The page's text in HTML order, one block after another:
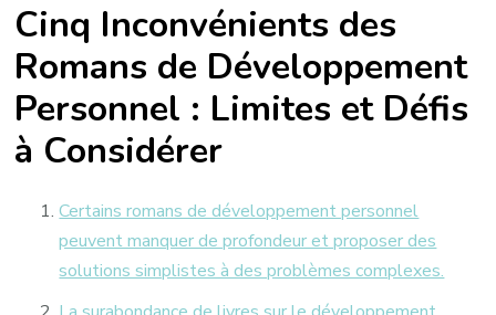
Cinq Inconvénients des
Romans de Développement
Personnel : Limites et Défis
à Considérer
Certains romans de développement personnel
peuvent manquer de profondeur et proposer des
solutions simplistes à des problèmes complexes.